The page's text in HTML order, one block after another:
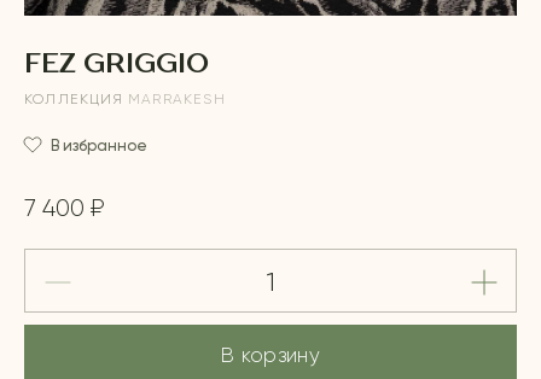
FEZ GRIGGIO
КОЛЛЕКЦИЯ MARRAKESH
В избранное
7 400 ₽
В корзину